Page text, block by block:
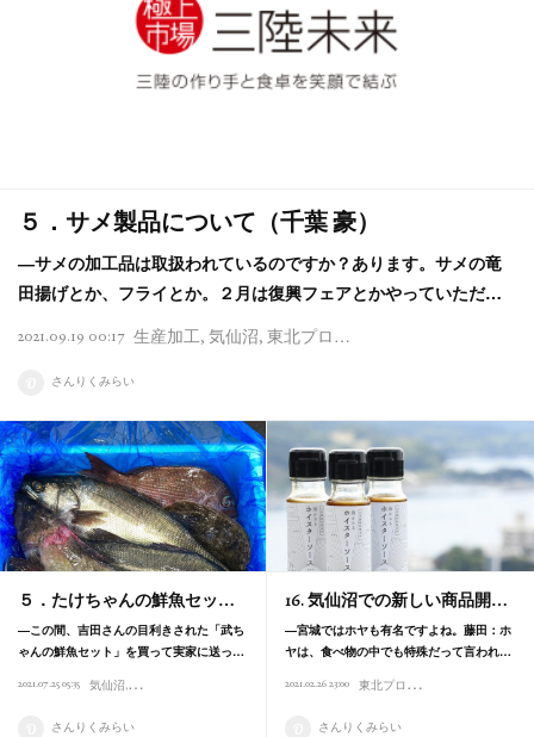
５．サメ製品について（千葉 豪）
―サメの加工品は取扱われているのですか？あります。サメの竜
田揚げとか、フライとか。２月は復興フェアとかやっていただ…
2021.09.19 00:17 生産加工 気仙沼 東北プロボノプロジェクト
さんりくみらい
５．たけちゃんの鮮魚セッ…
―この間、吉田さんの目利きされた「武ち
ゃんの鮮魚セット」を買って実家に送っ…
2021.07.25 05:35 気仙沼 東北プロボノプロジェクト インタビュー カネヒデ吉田商店
さんりくみらい
16. 気仙沼での新しい商品開…
―宮城ではホヤも有名ですよね。藤田：ホ
ヤは、食べ物の中でも特殊だって言われ…
2021.02.26 23:00 東
北プロボノプロジェクト
さんりくみらい